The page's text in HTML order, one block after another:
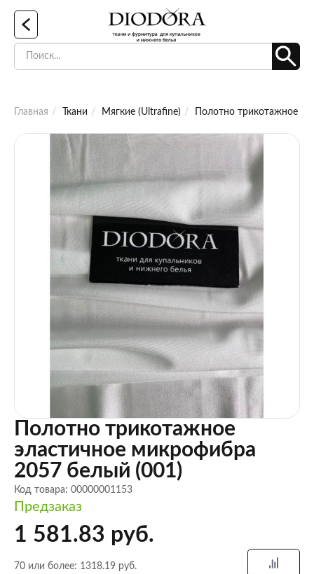
Главная Ткани Мягкие (Ultrafine) Полотно трикотажное
Полотно трикотажное
эластичное микрофибра
2057 белый (001)
Код товара: 00000001153
Предзаказ
1 581.83 руб.
70 или более: 1318.19 руб.